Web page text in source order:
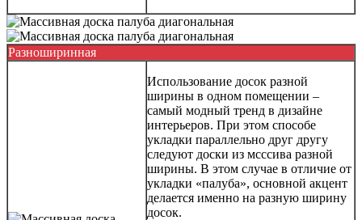
Разноширинная
Использование досок разной
ширины в одном помещении –
самый модный тренд в дизайне
интерьеров. При этом способе
укладки параллельно друг другу
следуют доски из мсссива разной
ширины. В этом случае в отличие от
укладки «палуба», основной акцент
делается именно на разную ширину
досок.